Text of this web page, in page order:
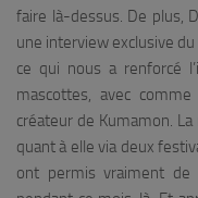
faire là-dessus. De plus,
une interview exclusive
ce qui nous a renforcé
mascottes, avec
créateur de Kumamon.
quant à elle via deux
ont permis vraiment de